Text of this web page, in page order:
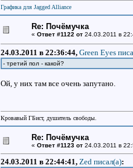
Графика для Jagged Alliance
Re: Почёмучка
« Ответ #1122 от24.03.2011 в
24.03.2011 в 22:36:44, Green Eyes
- третий пол - какой?
Ой, у них там все очень запутано.
Кровавый ГБист, душитель свободы.
Re: Почёмучка
« Ответ #1123 от24.03.2011 в
24.03.2011 в 22:44:41, Zed писал(a):